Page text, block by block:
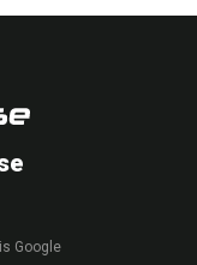
Google